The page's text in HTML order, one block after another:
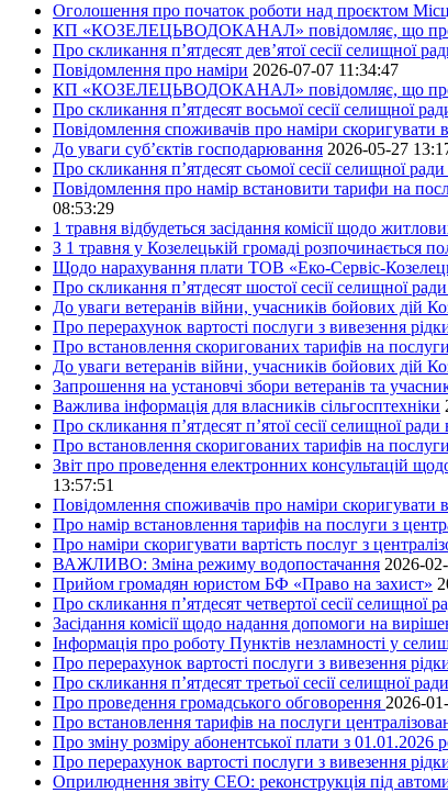
Оголошення про початок роботи над проєктом
КП «КОЗЕЛЕЦЬВОДОКАНАЛ» повідомляє, що
Про скликання п’ятдесят дев’ятої сесії селищної
Повідомлення про наміри 2026-07-07 11:34:47
КП «КОЗЕЛЕЦЬВОДОКАНАЛ» повідомляє, що
Про скликання п’ятдесят восьмої сесії селищної
Повідомлення споживачів про наміри скоригувати
До уваги суб’єктів господарювання 2026-05-27
Про скликання п’ятдесят сьомої сесії селищної
Повідомлення про намір встановити тарифи на
08:53:29
1 травня відбудеться засідання комісії щодо
З 1 травня у Козелецькій громаді розпочинається
Щодо нарахування плати ТОВ «Еко-Сервіс-
Про скликання п’ятдесят шостої сесії селищної
До уваги ветеранів війни, учасників бойових дій
Про перерахунок вартості послуги з вивезення
Про встановлення скоригованих тарифів на
До уваги ветеранів війни, учасників бойових дій
Запрошення на установчі збори ветеранів та
Важлива інформація для власників сільгосптехніки
Про скликання п’ятдесят п’ятої сесії селищної
Про встановлення скоригованих тарифів на
Звіт про проведення електронних консультацій
13:57:51
Повідомлення споживачів про наміри скоригувати
Про намір встановлення тарифів на послуги з
Про наміри скоригувати вартість послуг з
ВАЖЛИВО: Зміна режиму водопостачання 2026-
Прийом громадян юристом БФ «Право на захист»
Про скликання п’ятдесят четвертої сесії селищної
Засідання комісії щодо надання допомоги на
Інформація про роботу Пунктів незламності у
Про перерахунок вартості послуги з вивезення
Про скликання п’ятдесят третьої сесії селищної
Про проведення громадського обговорення 2026-
Про встановлення тарифів на послуги
Про зміну розміру абонентської плати з 01.01.2026
Про перерахунок вартості послуги з вивезення
Оприлюднення звіту СЕО: реконструкція під